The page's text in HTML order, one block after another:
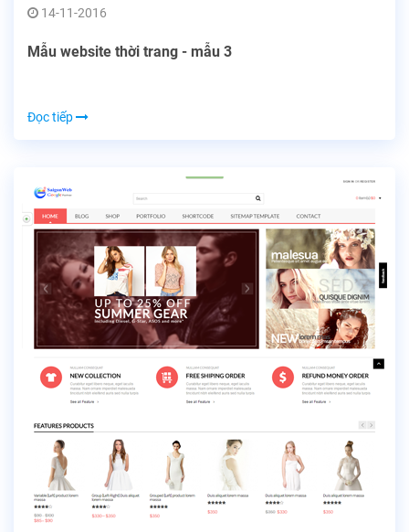
14-11-2016
Mẫu website thời trang - mẫu 3
Đọc tiếp